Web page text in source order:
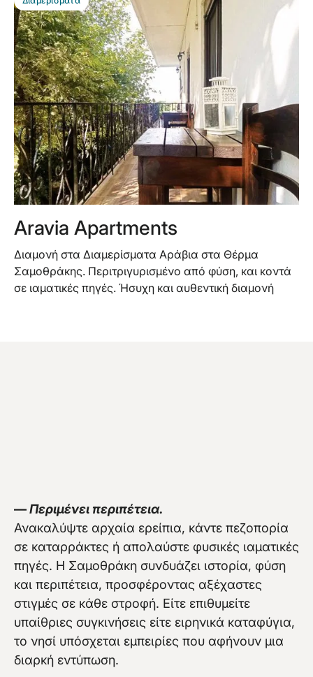
Aravia Apartments
Διαμονή στα Διαμερίσματα Αράβια στα Θέρμα
Σαμοθράκης. Περιτριγυρισμένο από φύση, και κοντά
σε ιαματικές πηγές. Ήσυχη και αυθεντική διαμονή
—Περιμένει περιπέτεια.
Ανακαλύψτε αρχαία ερείπια, κάντε πεζοπορία
σε καταρράκτες ή απολαύστε φυσικές ιαματικές
πηγές. Η Σαμοθράκη συνδυάζει ιστορία, φύση
και περιπέτεια, προσφέροντας αξέχαστες
στιγμές σε κάθε στροφή. Είτε επιθυμείτε
υπαίθριες συγκινήσεις είτε ειρηνικά καταφύγια,
το νησί υπόσχεται εμπειρίες που αφήνουν μια
διαρκή εντύπωση.